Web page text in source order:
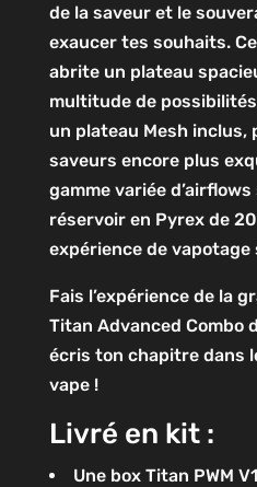
de la saveur et le
exaucer tes souhaits.
abrite un plateau
multitude de
un plateau Mesh inclus,
saveurs encore plus
gamme variée
réservoir en Pyrex de
expérience de
Fais l’expérience de la
Titan Advanced Combo
écris ton chapitre dans
vape !
Livré en kit :
Une box Titan PWM